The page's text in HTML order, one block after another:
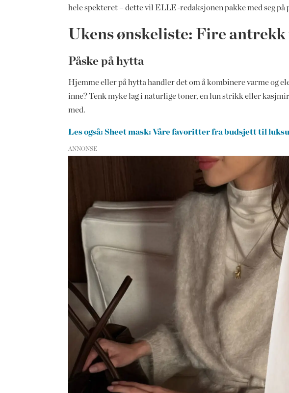
hele spekteret – dette vil ELLE-redaksjonen pakke med seg på
Ukens ønskeliste: Fire
Påske på hytta
Hjemme eller på hytta handler det om å kombinere varme og
inne? Tenk myke lag i naturlige toner, en lun strikk eller
med.
Les også: Sheet mask: Våre favoritter fra budsjett til
ANNONSE